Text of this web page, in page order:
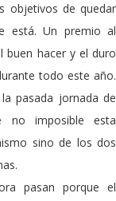
objetivos de quedar
está. Un premio al
buen hacer y el duro
todo este año.
pasada jornada de
no imposible esta
sino de los dos
pasan porque el